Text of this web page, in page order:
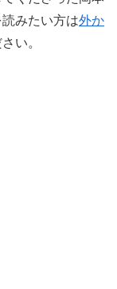
みたい方は外か
い。